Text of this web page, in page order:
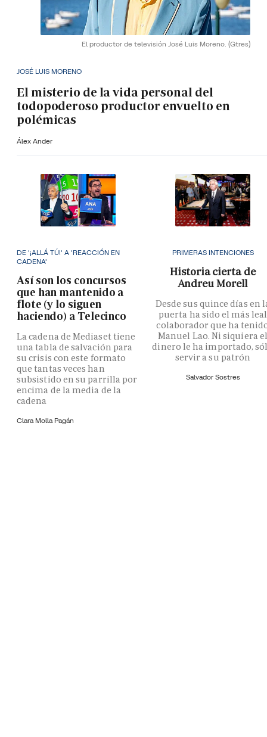
El productor de televisión José Luis Moreno. (Gtres)
JOSÉ LUIS MORENO
El misterio de la vida personal del
todopoderoso productor envuelto en
polémicas
Álex Ander
DE '¡ALLÁ TÚ!' A 'REACCIÓN EN
CADENA'
Así son los concursos
que han mantenido a
flote (y lo siguen
haciendo) a Telecinco
La cadena de Mediaset tiene
una tabla de salvación para
su crisis con este formato
que tantas veces han
subsistido en su parrilla por
encima de la media de la
cadena
Clara Molla Pagán
PRIMERAS INTENCIONES
Historia cierta de
Andreu Morell
Desde sus quince días en
puerta ha sido el más leal
colaborador que ha
Manuel Lao. Ni siquiera
dinero le ha importado,
servir a su patrón
Salvador Sostres